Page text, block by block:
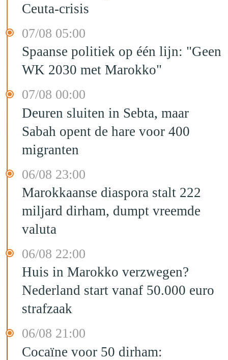
Ceuta-crisis
07/08 05:00
Spaanse politiek op één lijn: "Geen
WK 2030 met Marokko"
07/08 00:00
Deuren sluiten in Sebta, maar
Sabah opent de hare voor 400
migranten
06/08 23:00
Marokkaanse diaspora stalt 222
miljard dirham, dumpt vreemde
valuta
06/08 22:00
Huis in Marokko verzwegen?
Nederland start vanaf 50.000 euro
strafzaak
06/08 21:00
Cocaïne voor 50 dirham: